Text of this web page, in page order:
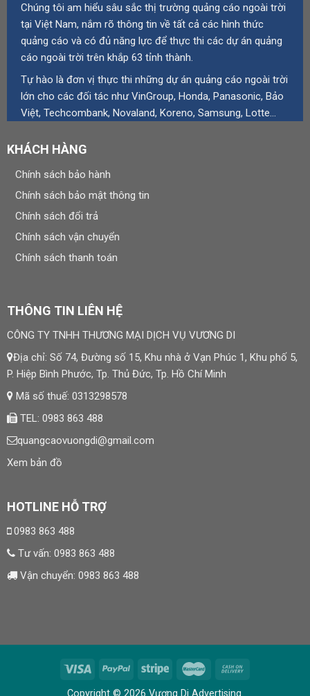
Chúng tôi am hiểu sâu sắc thị trường quảng cáo ngoài trời
tại Việt Nam, nắm rõ thông tin về tất cả các hình thức
quảng cáo và có đủ năng lực để thực thi các dự án quảng
cáo ngoài trời trên khắp 63 tỉnh thành.
Tự hào là đơn vị thực thi những dự án quảng cáo ngoài trời
lớn cho các đối tác như VinGroup, Honda, Panasonic, Bảo
Việt, Techcombank, Novaland, Koreno, Samsung, Lotte…
KHÁCH HÀNG
Chính sách bảo hành
Chính sách bảo mật thông tin
Chính sách đổi trả
Chính sách vận chuyển
Chính sách thanh toán
THÔNG TIN LIÊN HỆ
CÔNG TY TNHH THƯƠNG MẠI DỊCH VỤ VƯƠNG DI
Địa chỉ: Số 74, Đường số 15, Khu nhà ở Vạn Phúc 1, Khu phố 5,
P. Hiệp Bình Phước, Tp. Thủ Đức, Tp. Hồ Chí Minh
Mã số thuế: 0313298578
TEL: 0983 863 488
quangcaovuongdi@gmail.com
Xem bản đồ
HOTLINE HỖ TRỢ
0983 863 488
Tư vấn: 0983 863 488
Vận chuyển: 0983 863 488
Copyright © 2026 Vương Di Advertising.